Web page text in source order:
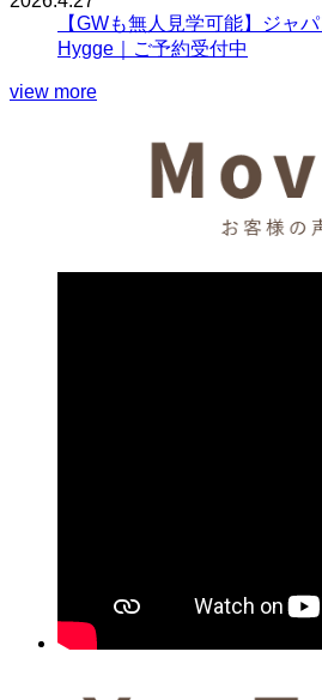
【GWも無人見学可能】ジャ
Hygge｜ご予約受付中
view more